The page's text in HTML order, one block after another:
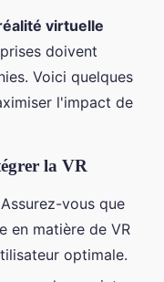
virtuelle
doivent
Voici quelques
l'impact de
la VR
vous que
en matière de VR
optimale.